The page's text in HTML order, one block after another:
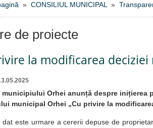
» CONSILIUL MUNICIPAL »
de proiecte
la modificarea deciziei
municipiului Orhei anunță despre inițierea
municipal Orhei „Cu privire la
dat este urmare a cererii depuse de